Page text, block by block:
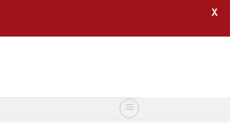
X